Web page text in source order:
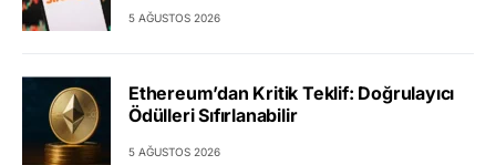
5 AĞUSTOS 2026
Ethereum’dan Kritik Teklif: Doğrulayıcı
Ödülleri Sıfırlanabilir
5 AĞUSTOS 2026